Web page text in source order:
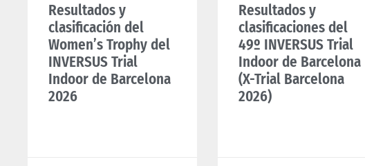
Resultados y
clasificación del
Women’s Trophy del
INVERSUS Trial
Indoor de Barcelona
2026
Resultados y
clasificaciones del
49º INVERSUS Trial
Indoor de Barcelona
(X-Trial Barcelona
2026)